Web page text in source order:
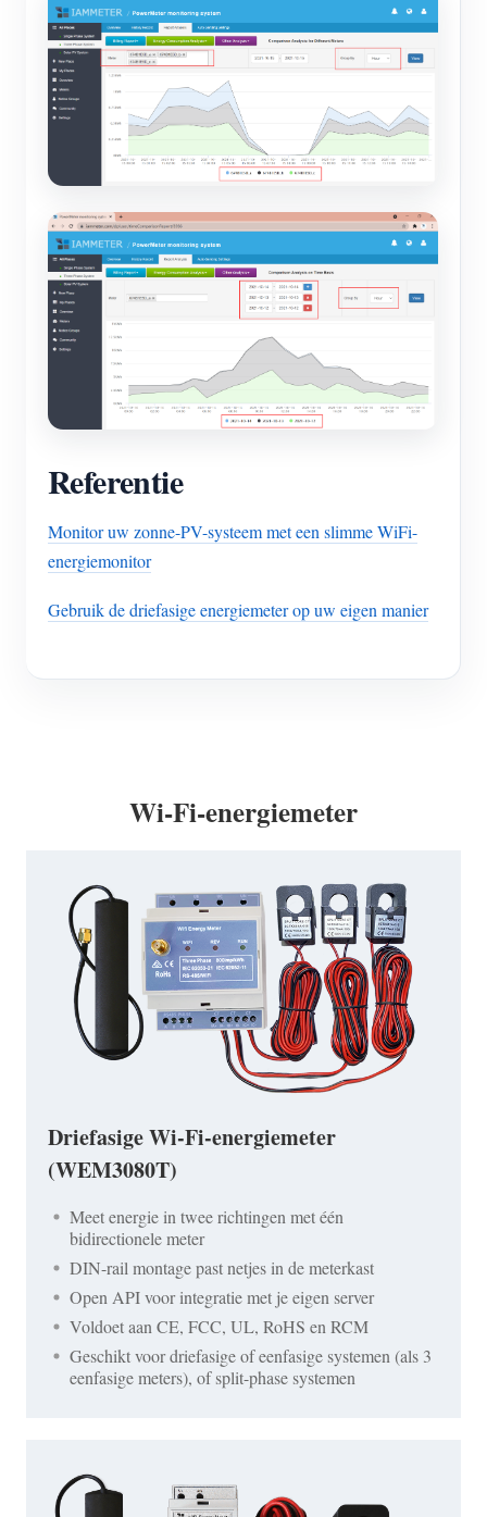
Referentie
Monitor uw zonne-PV-systeem met een slimme WiFi-
energiemonitor
Gebruik de driefasige energiemeter op uw eigen manier
Wi-Fi-energiemeter
Driefasige Wi-Fi-energiemeter
(WEM3080T)
Meet energie in twee richtingen met één
bidirectionele meter
DIN-rail montage past netjes in de meterkast
Open API voor integratie met je eigen server
Voldoet aan CE, FCC, UL, RoHS en RCM
Geschikt voor driefasige of eenfasige systemen (als 3
eenfasige meters), of split-phase systemen